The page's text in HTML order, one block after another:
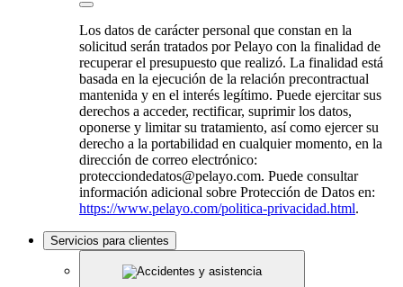
Los datos de carácter personal que constan en la
solicitud serán tratados por Pelayo con la finalidad de
recuperar el presupuesto que realizó. La finalidad está
basada en la ejecución de la relación precontractual
mantenida y en el interés legítimo. Puede ejercitar sus
derechos a acceder, rectificar, suprimir los datos,
oponerse y limitar su tratamiento, así como ejercer su
derecho a la portabilidad en cualquier momento, en la
dirección de correo electrónico:
protecciondedatos@pelayo.com. Puede consultar
información adicional sobre Protección de Datos en:
https://www.pelayo.com/politica-privacidad.html.
Servicios para clientes